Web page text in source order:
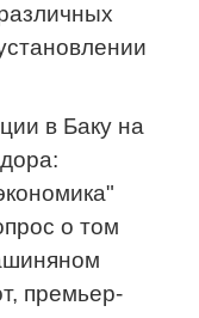
в Баку на
о том
премьер-